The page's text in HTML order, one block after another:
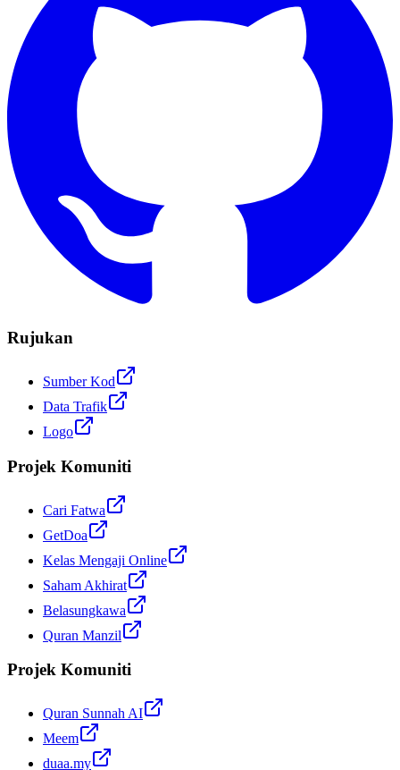
Rujukan
Sumber Kod
Data Trafik
Logo
Projek Komuniti
Cari Fatwa
GetDoa
Kelas Mengaji Online
Saham Akhirat
Belasungkawa
Quran Manzil
Projek Komuniti
Quran Sunnah AI
Meem
duaa.my